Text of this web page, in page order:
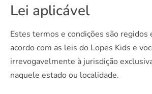
Lei aplicável
Estes termos e condições são
acordo com as leis do Lopes Kids e
irrevogavelmente à jurisdição
naquele estado ou localidade.